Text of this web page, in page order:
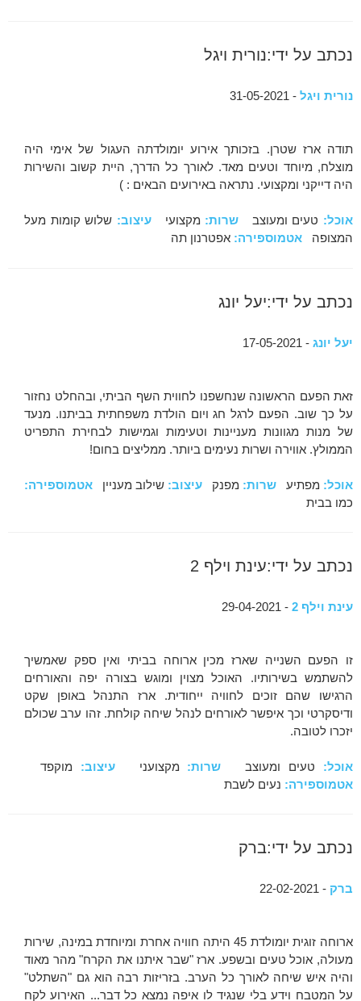
נכתב על ידי:נורית ויגל
נורית ויגל - 31-05-2021
תודה ארז שטרן. בזכותך אירוע יומולדתה העגול של אימי היה
מוצלח, מיוחד וטעים מאד. לאורך כל הדרך, היית קשוב והשירות
היה דייקני ומקצועי. נתראה באירועים הבאים : )
אוכל: טעים ומעוצב שרות: מקצועיעיצוב: שלוש קומות מעל
המצופה אטמוספירה: אפטרנון תה
נכתב על ידי:יעל יונג
יעל יונג - 17-05-2021
זאת הפעם הראשונה שנחשפנו לחווית השף הביתי, ובהחלט נחזור
על כך שוב. הפעם לרגל חג ויום הולדת משפחתית בביתנו. מנעד
של מנות מגוונות מעניינות וטעימות וגמישות לבחירת התפריט
הממולץ. אווירה ושרות נעימים ביותר. ממליצים בחום!
אוכל: מפתיע שרות: מפנק עיצוב: שילוב מעניין אטמוספירה:
כמו בבית
נכתב על ידי:עינת וילף 2
עינת וילף 2 - 29-04-2021
זו הפעם השנייה שארז מכין ארוחה בביתי ואין ספק שאמשיך
להשתמש בשירותיו. האוכל מצוין ומוגש בצורה יפה והאורחים
הרגישו שהם זוכים לחוויה ייחודית. ארז התנהל באופן שקט
ודיסקרטי וכך איפשר לאורחים לנהל שיחה קולחת. זהו ערב שכולם
יזכרו לטובה.
אוכל: טעים ומעוצב שרות: מקצועניעיצוב: מוקפד
אטמוספירה: נעים לשבת
נכתב על ידי:ברק
ברק - 22-02-2021
ארוחה זוגית יומולדת 45 היתה חוויה אחרת ומיוחדת במינה, שירות
מעולה, אוכל טעים ובשפע. ארז "שבר איתנו את הקרח" מהר מאוד
והיה איש שיחה לאורך כל הערב. בזריזות רבה הוא גם "השתלט"
על המטבח וידע בלי שנגיד לו איפה נמצא כל דבר... האירוע לקח